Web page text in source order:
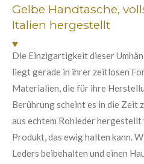
u
n
g
:
0
S
t
e
r
n
n n
e
n
e
n
e
n
e
a
n
d
e
n
Gelbe Handtasche,
Italien hergestellt
Die Einzigartigkeit dieser
liegt gerade in ihrer zeitlosen
Materialien, die für ihre
Berührung scheint es in die Zeit
aus echtem Rohleder
Produkt, das ewig halten kann.
Leders beibehalten und einen